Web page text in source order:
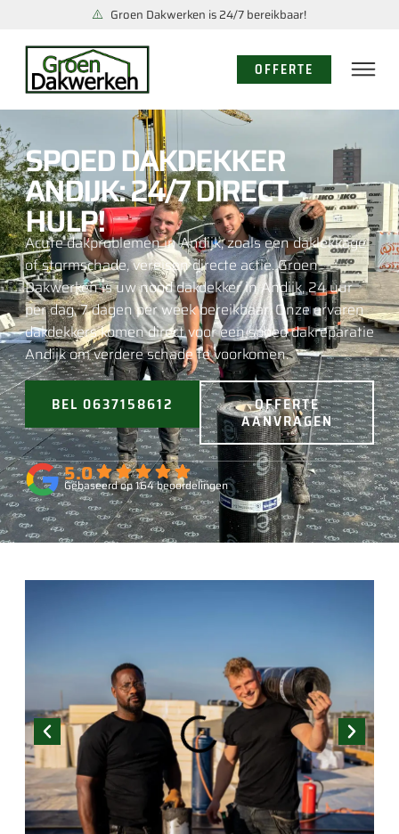
Groen Dakwerken is 24/7 bereikbaar!
OFFERTE
SPOED DAKDEKKER
ANDIJK: 24/7 DIRECT
HULP!
Acute dakproblemen in Andijk, zoals een daklekkage
of stormschade, vereisen directe actie. Groen
Dakwerken is uw nood dakdekker in Andijk, 24 uur
per dag, 7 dagen per week bereikbaar. Onze ervaren
dakdekkers komen direct voor een spoed dakreparatie
Andijk om verdere schade te voorkomen.
BEL 0637158612 OFFERTE
AANVRAGEN
5.0
Gebaseerd op 164 beoordelingen